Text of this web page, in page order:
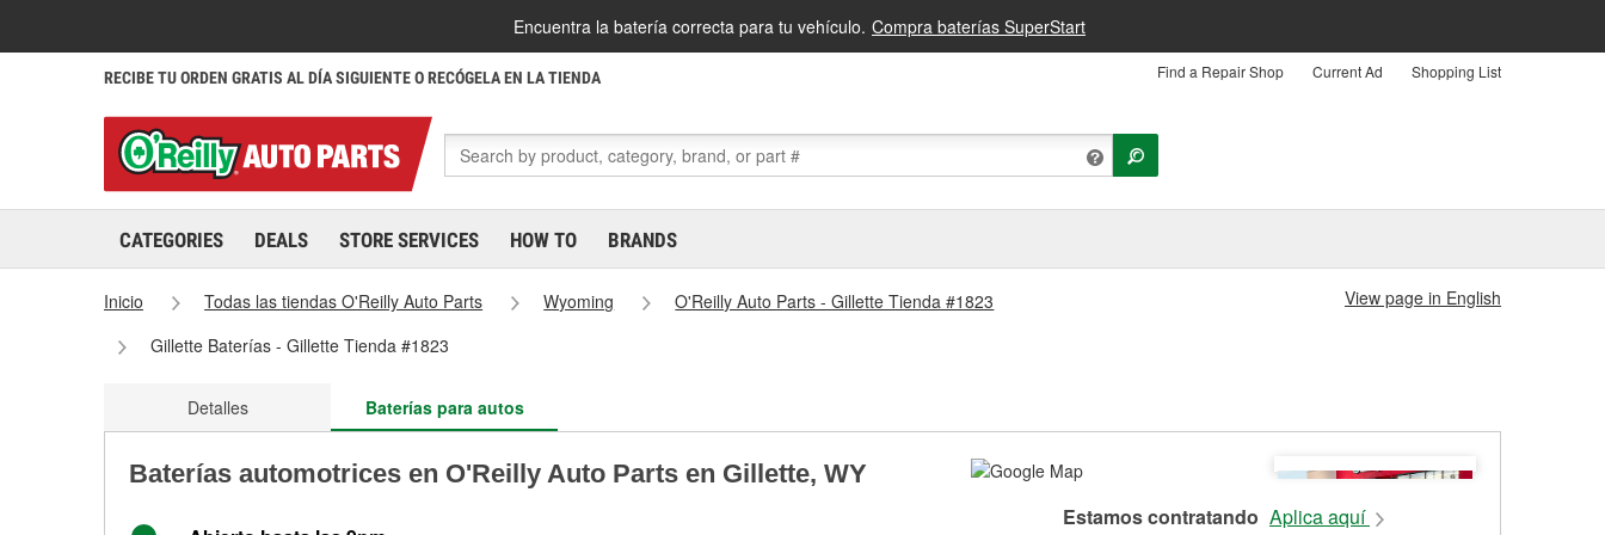
Encuentra la batería correcta para tu vehículo. Compra baterías SuperStart
RECIBE TU ORDEN GRATIS AL DÍA SIGUIENTE O RECÓGELA EN LA TIENDA Find a Repair Shop Current Ad Shopping List
CATEGORIES DEALS STORE SERVICES HOW TO BRANDS
Inicio Todas las tiendas O'Reilly Auto Parts Wyoming
O'Reilly Auto Parts - Gillette Tienda #1823
Gillette Baterías - Gillette Tienda #1823
View page in English
Detalles Baterías para autos
Baterías automotrices en O'Reilly Auto Parts en Gillette, WY
Estamos contratando Aplica aquí